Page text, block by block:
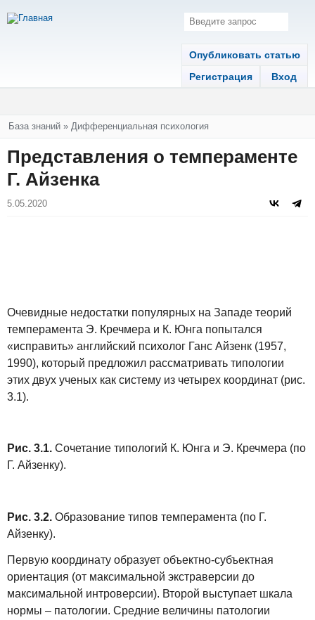
Опубликовать статью
Регистрация
Вход
Вы здесь
База знаний » Дифференциальная психология
Представления о темпераменте
Г. Айзенка
5.05.2020
Очевидные недостатки популярных на Западе теорий
темперамента Э. Кречмера и К. Юнга попытался
«исправить» английский психолог Ганс Айзенк (1957,
1990), который предложил рассматривать типологии
этих двух ученых как систему из четырех координат (рис.
3.1).
Рис. 3.1. Сочетание типологий К. Юнга и Э. Кречмера (по
Г. Айзенку).
Рис. 3.2. Образование типов темперамента (по Г.
Айзенку).
Первую координату образует объектно‑субъектная
ориентация (от максимальной экстраверсии до
максимальной интроверсии). Второй выступает шкала
нормы – патологии. Средние величины патологии